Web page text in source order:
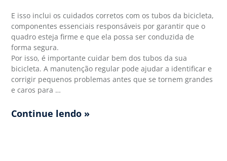
E isso inclui os cuidados corretos com os tubos da bicicleta,
componentes essenciais responsáveis por garantir que o
quadro esteja firme e que ela possa ser conduzida de
forma segura.
Por isso, é importante cuidar bem dos tubos da sua
bicicleta. A manutenção regular pode ajudar a identificar e
corrigir pequenos problemas antes que se tornem grandes
e caros para …
Continue lendo »